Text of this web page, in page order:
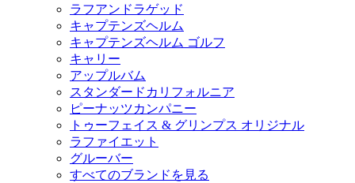
ラフアンドラゲッド
キャプテンズヘルム
キャプテンズヘルム ゴルフ
キャリー
アップルバム
スタンダードカリフォルニア
ピーナッツカンパニー
トゥーフェイス & グリンプス オリジナル
ラファイエット
グルーバー
すべてのブランドを見る